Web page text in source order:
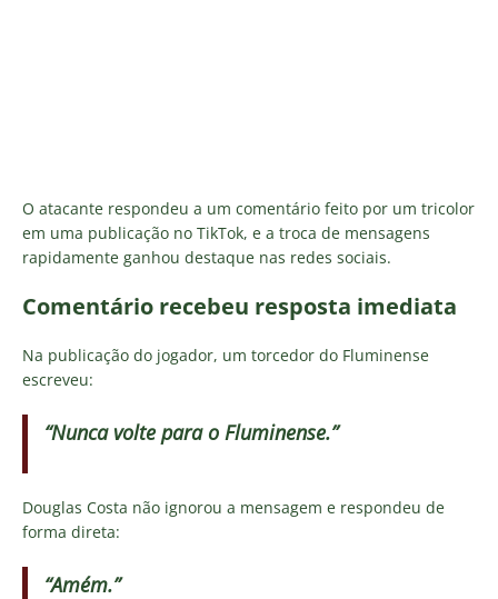
O atacante respondeu a um comentário feito por um tricolor
em uma publicação no TikTok, e a troca de mensagens
rapidamente ganhou destaque nas redes sociais.
Comentário recebeu resposta imediata
Na publicação do jogador, um torcedor do Fluminense
escreveu:
“Nunca volte para o Fluminense.”
Douglas Costa não ignorou a mensagem e respondeu de
forma direta:
“Amém.”